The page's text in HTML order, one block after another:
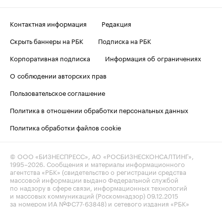
Контактная информация
Редакция
Скрыть баннеры на РБК
Подписка на РБК
Корпоративная подписка
Информация об ограничениях
О соблюдении авторских прав
Пользовательское соглашение
Политика в отношении обработки персональных данных
Политика обработки файлов cookie
© ООО «БИЗНЕСПРЕСС», АО «РОСБИЗНЕСКОНСАЛТИНГ»,
1995–2026. Сообщения и материалы информационного
агентства «РБК» (свидетельство о регистрации средства
массовой информации выдано Федеральной службой
по надзору в сфере связи, информационных технологий
и массовых коммуникаций (Роскомнадзор) 09.12.2015
за номером ИА №ФС77-63848) и сетевого издания «РБК»